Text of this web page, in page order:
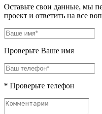
Оставьте свои данные, мы
проект и ответить на все
Проверьте Ваше имя
* Проверьте телефон